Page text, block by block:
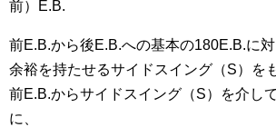
前）E.B.
前E.B.から後E.B.への基本の180E.B.に対
余裕を持たせるサイドスイング（S）を
前E.B.からサイドスイング（S）を介し
に、